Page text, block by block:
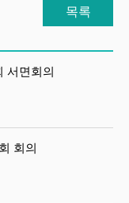
목록
서면회의
회의